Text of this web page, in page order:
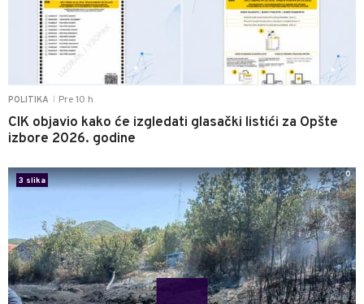
POLITIKA Pre 10 h
CIK objavio kako će izgledati glasački listići za Opšte
izbore 2026. godine
3 slika
0